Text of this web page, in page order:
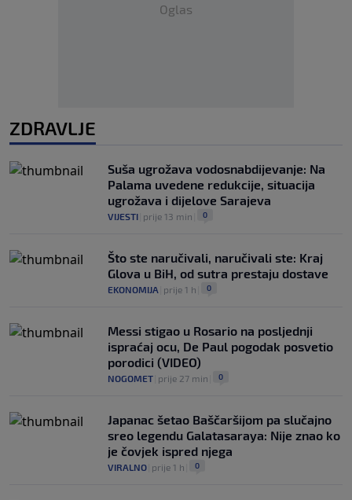
Oglas
ZDRAVLJE
Suša ugrožava vodosnabdijevanje: Na
Palama uvedene redukcije, situacija
ugrožava i dijelove Sarajeva
VIJESTI prije 13 min 0
Što ste naručivali, naručivali ste: Kraj
Glova u BiH, od sutra prestaju dostave
EKONOMIJA prije 1 h 0
Messi stigao u Rosario na posljednji
ispraćaj ocu, De Paul pogodak posvetio
porodici (VIDEO)
NOGOMET prije 27 min 0
Japanac šetao Baščaršijom pa slučajno
sreo legendu Galatasaraya: Nije znao ko
je čovjek ispred njega
VIRALNO prije 1 h 0